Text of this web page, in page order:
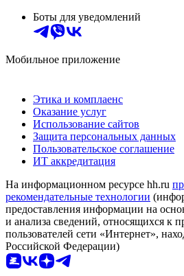
Боты для уведомлений
Мобильное приложение
Этика и комплаенс
Оказание услуг
Использование сайтов
Защита персональных данных
Пользовательское соглашение
ИТ аккредитация
На информационном ресурсе hh.ru
рекомендательные технологии
предоставления информации на
и анализа сведений, относящихся к
пользователей сети «Интернет»,
Российской Федерации)